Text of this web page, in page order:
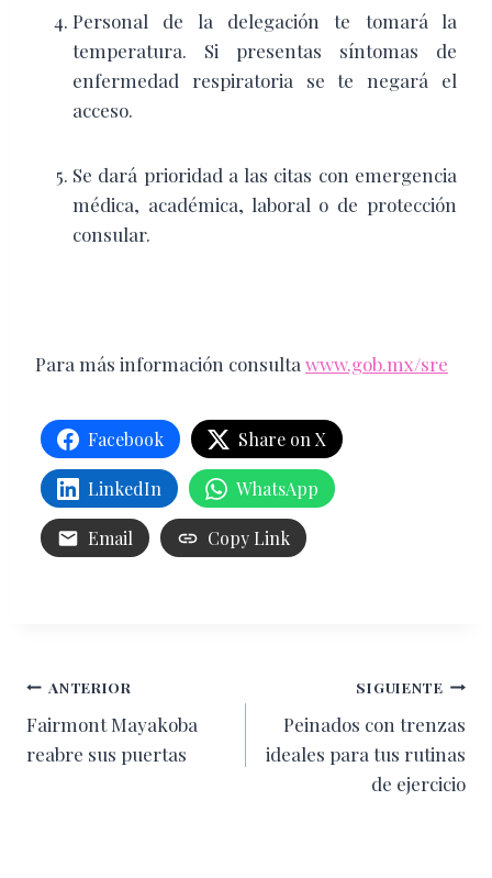
Personal de la delegación te tomará la
temperatura. Si presentas síntomas de
enfermedad respiratoria se te negará el
acceso.
Se dará prioridad a las citas con emergencia
médica, académica, laboral o de protección
consular.
Para más información consulta www.gob.mx/sre
Facebook Share on X
LinkedIn WhatsApp
Email Copy Link
Navegación
de
ANTERIOR
Fairmont Mayakoba
reabre sus puertas
SIGUIENTE
Peinados con trenzas
ideales para tus rutinas
de ejercicio